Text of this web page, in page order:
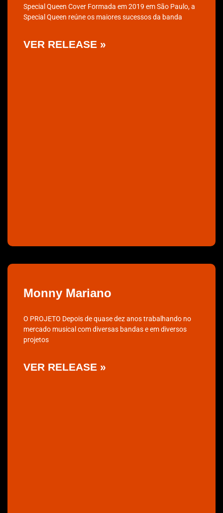
Special Queen Cover Formada em 2019 em São Paulo, a
Special Queen reúne os maiores sucessos da banda
VER RELEASE »
Monny Mariano
O PROJETO Depois de quase dez anos trabalhando no
mercado musical com diversas bandas e em diversos
projetos
VER RELEASE »